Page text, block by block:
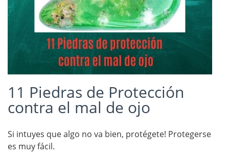
11 Piedras de Protección
contra el mal de ojo
Si intuyes que algo no va bien, protégete! Protegerse
es muy fácil.